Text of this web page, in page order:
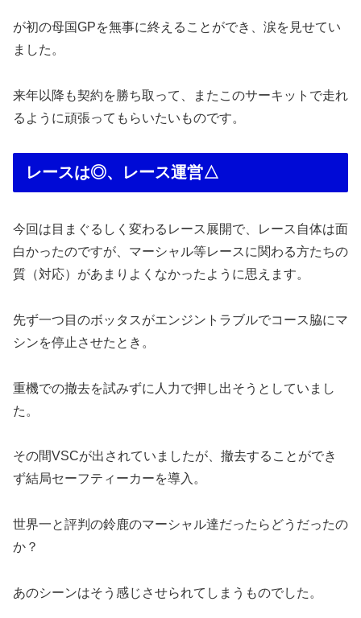
が初の母国GPを無事に終えることができ、涙を見せてい
ました。
来年以降も契約を勝ち取って、またこのサーキットで走れ
るように頑張ってもらいたいものです。
レースは◎、レース運営△
今回は目まぐるしく変わるレース展開で、レース自体は面
白かったのですが、マーシャル等レースに関わる方たちの
質（対応）があまりよくなかったように思えます。
先ず一つ目のボッタスがエンジントラブルでコース脇にマ
シンを停止させたとき。
重機での撤去を試みずに人力で押し出そうとしていまし
た。
その間VSCが出されていましたが、撤去することができ
ず結局セーフティーカーを導入。
世界一と評判の鈴鹿のマーシャル達だったらどうだったの
か？
あのシーンはそう感じさせられてしまうものでした。